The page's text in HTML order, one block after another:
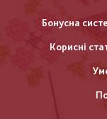
нижнього
Бонусна
Корисні